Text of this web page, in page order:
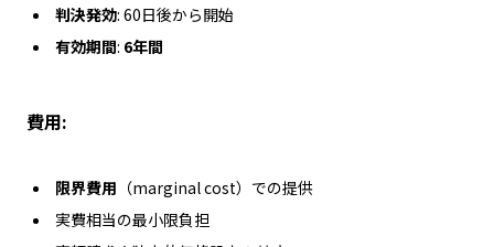
判決発効: 60日後から開始
有効期間: 6年間
費用:
限界費用 （marginal cost）での提供
実費相当の最小限負担